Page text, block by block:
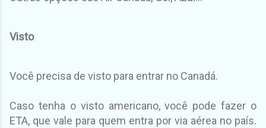
Visto
Você precisa de visto para entrar no Canadá.
Caso tenha o visto americano, você pode fazer o
ETA, que vale para quem entra por via aérea no país.